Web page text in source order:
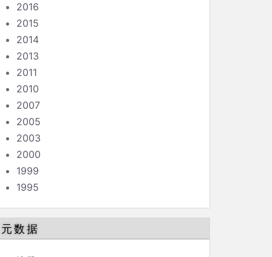
2016
2015
2014
2013
2011
2010
2007
2005
2003
2000
1999
1995
元数据